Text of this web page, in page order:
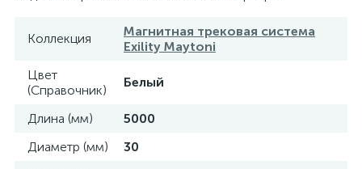
Коллекция
Магнитная трековая система
Exility Maytoni
Цвет
(Справочник)
Белый
Длина (мм)
5000
Диаметр (мм)
30